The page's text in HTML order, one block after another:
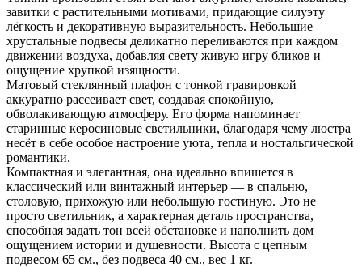
завитки с растительными мотивами, придающие силуэту
лёгкость и декоративную выразительность. Небольшие
хрустальные подвесы деликатно переливаются при каждом
движении воздуха, добавляя свету живую игру бликов и
ощущение хрупкой изящности.
Матовый стеклянный плафон с тонкой гравировкой
аккуратно рассеивает свет, создавая спокойную,
обволакивающую атмосферу. Его форма напоминает
старинные керосиновые светильники, благодаря чему люстра
несёт в себе особое настроение уюта, тепла и ностальгической
романтики.
Компактная и элегантная, она идеально впишется в
классический или винтажный интерьер — в спальню,
столовую, прихожую или небольшую гостиную. Это не
просто светильник, а характерная деталь пространства,
способная задать тон всей обстановке и наполнить дом
ощущением истории и душевности. Высота с цепным
подвесом 65 см., без подвеса 40 см., вес 1 кг.